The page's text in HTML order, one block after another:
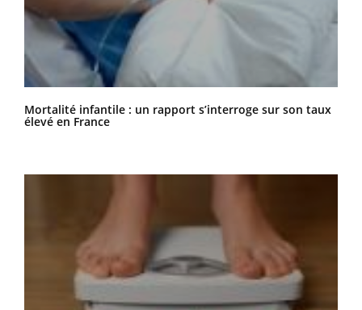
Mortalité infantile : un rapport s’interroge sur son taux
élevé en France